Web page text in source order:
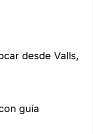
desde Valls,
guía